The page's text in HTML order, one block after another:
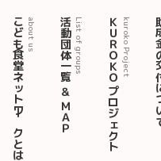
こども食堂ネットワークとはabout us 活動団体一覧 ＆ ＭＡＰList of groups ＫＵＲＯＫＯ プロジェクトkuroko Project 助成